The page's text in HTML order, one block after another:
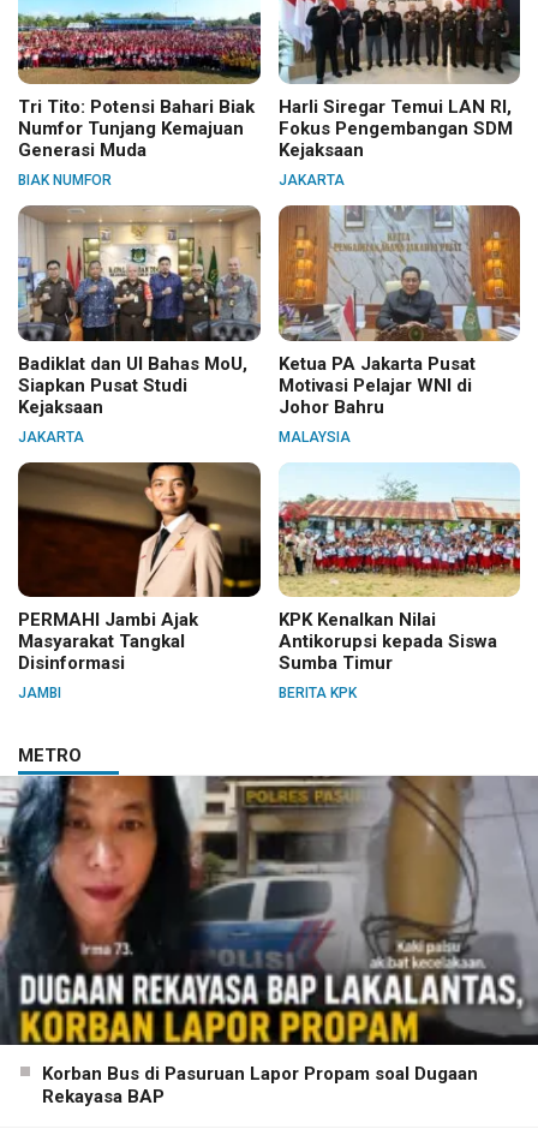
Tri Tito: Potensi Bahari Biak
Numfor Tunjang Kemajuan
Generasi Muda
BIAK NUMFOR
Harli Siregar Temui LAN RI,
Fokus Pengembangan SDM
Kejaksaan
JAKARTA
Badiklat dan UI Bahas MoU,
Siapkan Pusat Studi
Kejaksaan
JAKARTA
Ketua PA Jakarta Pusat
Motivasi Pelajar WNI di
Johor Bahru
MALAYSIA
PERMAHI Jambi Ajak
Masyarakat Tangkal
Disinformasi
JAMBI
KPK Kenalkan Nilai
Antikorupsi kepada Siswa
Sumba Timur
BERITA KPK
METRO
Korban Bus di Pasuruan Lapor Propam soal Dugaan
Rekayasa BAP